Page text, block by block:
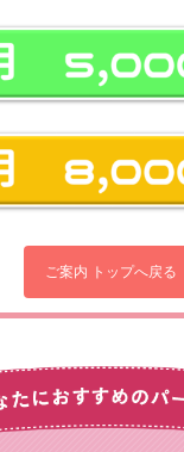
ご案内 トップへ戻る